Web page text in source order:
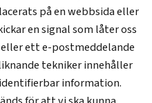
på en webbsida eller
en signal som låter oss
ett e-postmeddelande
tekniker innehåller
information.